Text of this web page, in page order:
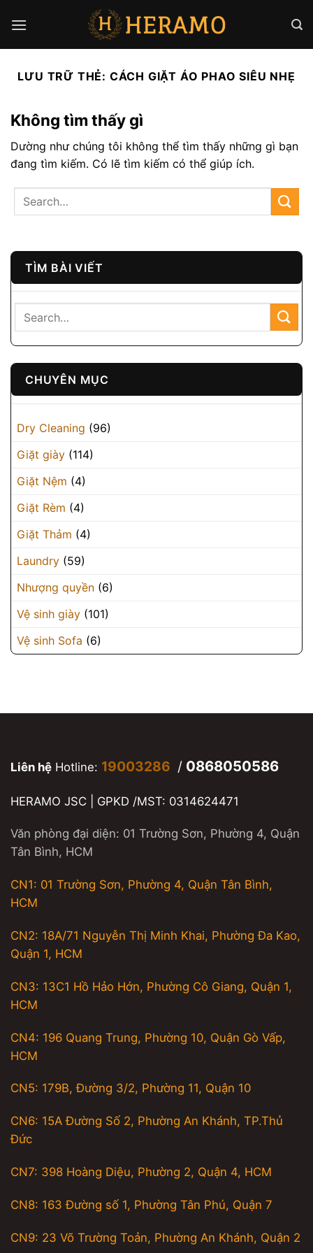
qua
LƯU TRỮ THẺ: CÁCH GIẶT ÁO PHAO SIÊU NHẸ
TÌM BÀI VIẾT
CHUYÊN MỤC
Dry Cleaning (96)
Giặt giày (114)
Giặt Nệm (4)
Giặt Rèm (4)
Giặt Thảm (4)
Laundry (59)
Nhượng quyền (6)
Vệ sinh giày (101)
Vệ sinh Sofa (6)
Không tìm thấy gì
Dường như chúng tôi không thể tìm thấy những gì bạn
đang tìm kiếm. Có lẽ tìm kiếm có thể giúp ích.
Liên hệ Hotline: 19003286 / 0868050586
HERAMO JSC | GPKD /MST: 0314624471
Văn phòng đại diện: 01 Trường Sơn, Phường 4, Quận
Tân Bình, HCM
CN1: 01 Trường Sơn, Phường 4, Quận Tân Bình,
HCM
CN2: 18A/71 Nguyễn Thị Minh Khai, Phường Đa Kao,
Quận 1, HCM
CN3: 13C1 Hồ Hảo Hớn, Phường Cô Giang, Quận 1,
HCM
CN4: 196 Quang Trung, Phường 10, Quận Gò Vấp,
HCM
CN5: 179B, Đường 3/2, Phường 11, Quận 10
CN6: 15A Đường Số 2, Phường An Khánh, TP.Thủ
Đức
CN7: 398 Hoàng Diệu, Phường 2, Quận 4, HCM
CN8: 163 Đường số 1, Phường Tân Phú, Quận 7
CN9: 23 Võ Trường Toản, Phường An Khánh, Quận 2